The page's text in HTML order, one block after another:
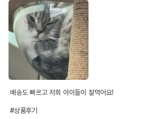
배송도 빠르고 저희 아이들이 잘먹어요!
#상품후기